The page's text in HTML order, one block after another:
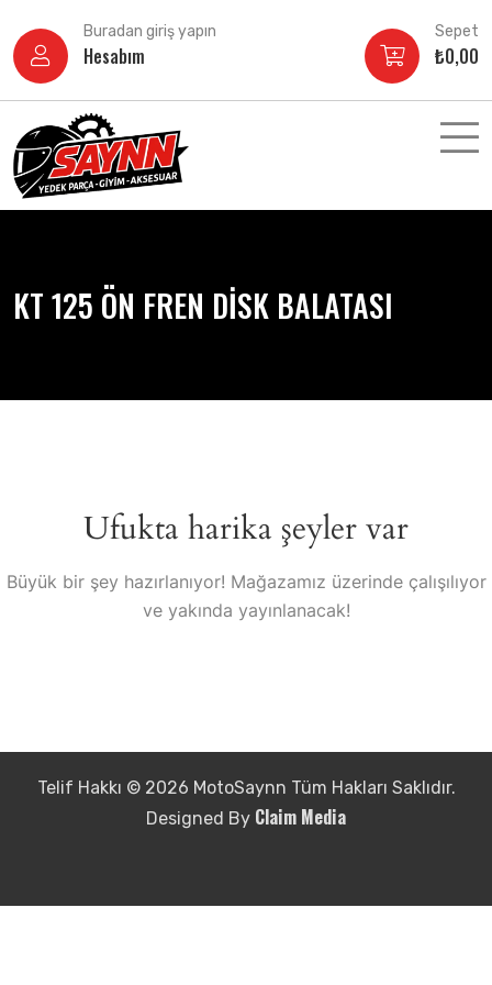
atla
Buradan giriş yapın
Hesabım
Sepet
₺0,00
KT 125 ÖN FREN DİSK BALATASI
Ufukta harika şeyler var
Büyük bir şey hazırlanıyor! Mağazamız üzerinde çalışılıyor
ve yakında yayınlanacak!
Telif Hakkı © 2026 MotoSaynn Tüm Hakları Saklıdır.
Designed By Claim Media